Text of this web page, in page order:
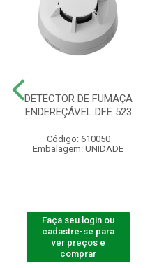
DETECTOR DE FUMAÇA
ENDEREÇÁVEL DFE 523
Código: 610050
Embalagem: UNIDADE
Faça seu login ou
cadastre-se para
ver preços e
comprar